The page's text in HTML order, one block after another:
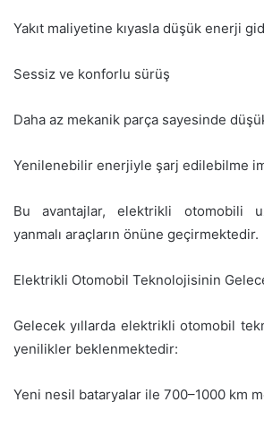
Yakıt maliyetine kıyasla düşük enerji
Sessiz ve konforlu sürüş
Daha az mekanik parça sayesinde
Yenilenebilir enerjiyle şarj edilebilme
Bu avantajlar, elektrikli otomobili
yanmalı araçların önüne geçirmektedir.
Elektrikli Otomobil Teknolojisinin
Gelecek yıllarda elektrikli otomobil
yenilikler beklenmektedir:
Yeni nesil bataryalar ile 700–1000 km